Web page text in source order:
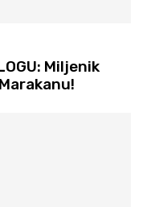
Miljenik